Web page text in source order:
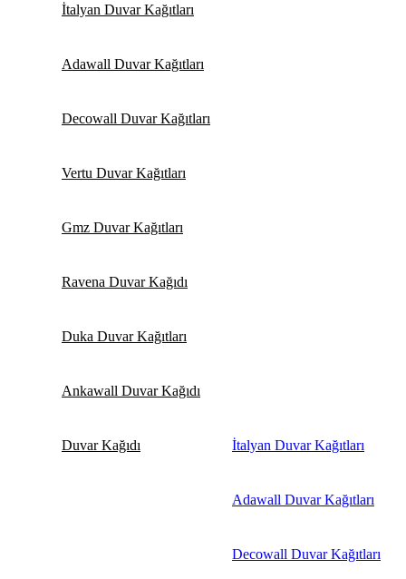
İtalyan Duvar Kağıtları
Adawall Duvar Kağıtları
Decowall Duvar Kağıtları
Vertu Duvar Kağıtları
Gmz Duvar Kağıtları
Ravena Duvar Kağıdı
Duka Duvar Kağıtları
Ankawall Duvar Kağıdı
Duvar Kağıdı İtalyan Duvar Kağıtları
Adawall Duvar Kağıtları
Decowall Duvar Kağıtları